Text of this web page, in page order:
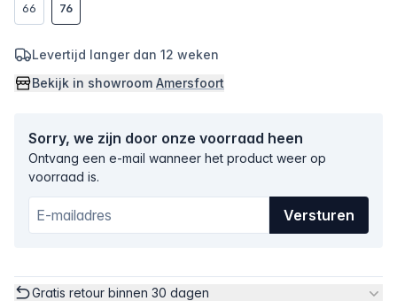
66
76
Levertijd langer dan 12 weken
Bekijk in showroom Amersfoort
Sorry, we zijn door onze voorraad heen
Ontvang een e-mail wanneer het product weer op
voorraad is.
Versturen
Gratis retour binnen 30 dagen